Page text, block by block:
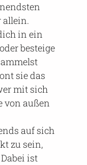
allein.
in ein
besteige
sie das
mit sich
von außen
auf sich
zu sein,
ist